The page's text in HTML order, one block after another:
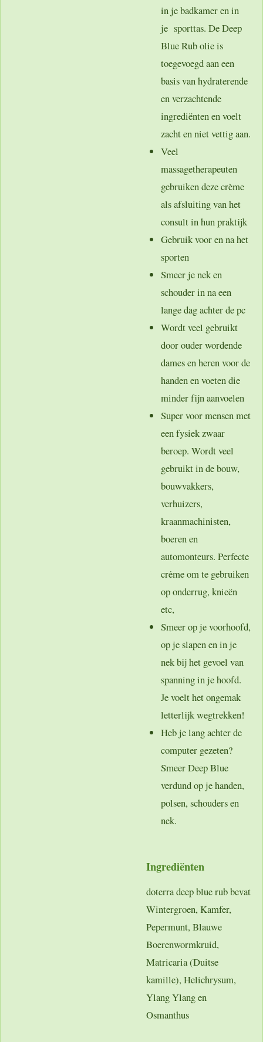
in je badkamer en in
je sporttas. De Deep
Blue Rub olie is
toegevoegd aan een
basis van hydraterende
en verzachtende
ingrediënten en voelt
zacht en niet vettig aan.
Veel
massagetherapeuten
gebruiken deze crème
als afsluiting van het
consult in hun praktijk
Gebruik voor en na het
sporten
Smeer je nek en
schouder in na een
lange dag achter de pc
Wordt veel gebruikt
door ouder wordende
dames en heren voor de
handen en voeten die
minder fijn aanvoelen
Super voor mensen met
een fysiek zwaar
beroep. Wordt veel
gebruikt in de bouw,
bouwvakkers,
verhuizers,
kraanmachinisten,
boeren en
automonteurs. Perfecte
crėme om te gebruiken
op onderrug, knieën
etc,
Smeer op je voorhoofd,
op je slapen en in je
nek bij het gevoel van
spanning in je hoofd.
Je voelt het ongemak
letterlijk wegtrekken!
Heb je lang achter de
computer gezeten?
Smeer Deep Blue
verdund op je handen,
polsen, schouders en
nek.
Ingrediënten
doterra deep blue rub bevat
Wintergroen, Kamfer,
Pepermunt, Blauwe
Boerenwormkruid,
Matricaria (Duitse
kamille), Helichrysum,
Ylang Ylang en
Osmanthus